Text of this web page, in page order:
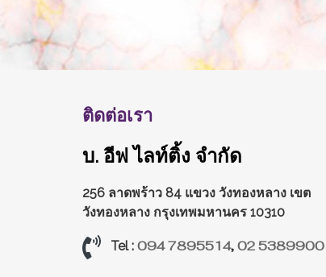
ติดต่อเรา
บ. อีฟ ไลท์ติ้ง จำกัด
256 ลาดพร้าว 84 แขวง วังทองหลาง เขต
วังทองหลาง กรุงเทพมหานคร 10310
Tel : 094 7895514,02 5389900